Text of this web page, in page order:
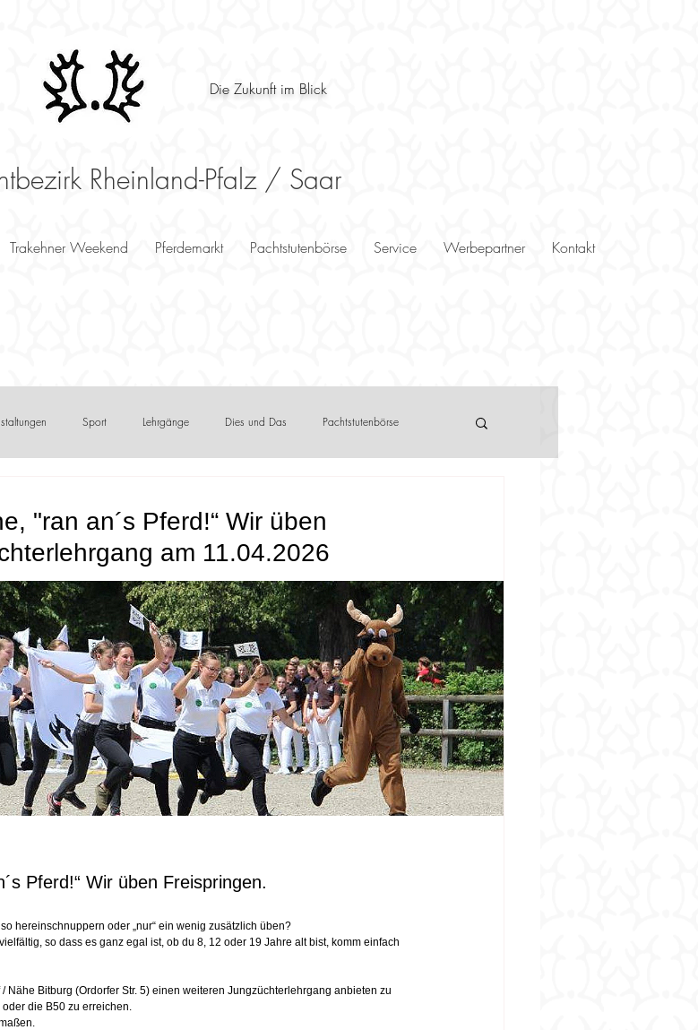
Die Zukunft im Blick
Rheinland-Pfalz / Saar
Trakehner Weekend Pferdemarkt Pachtstutenbörse Service Werbepartner Kontakt
Sport Lehrgänge Dies und Das Pachtstutenbörse
"ran an´s Pferd!“ Wir üben
am 11.04.2026
Pferd!“ Wir üben Freispringen.
hereinschnuppern oder „nur“ ein wenig zusätzlich üben?
so dass es ganz egal ist, ob du 8, 12 oder 19 Jahre alt bist, komm einfach
Nähe Bitburg (Ordorfer Str. 5) einen weiteren Jungzüchterlehrgang anbieten zu
die B50 zu erreichen.